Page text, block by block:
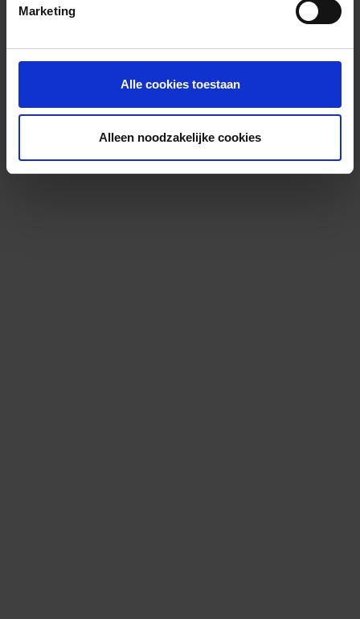
Marketing
Alle cookies toestaan
Alleen noodzakelijke cookies